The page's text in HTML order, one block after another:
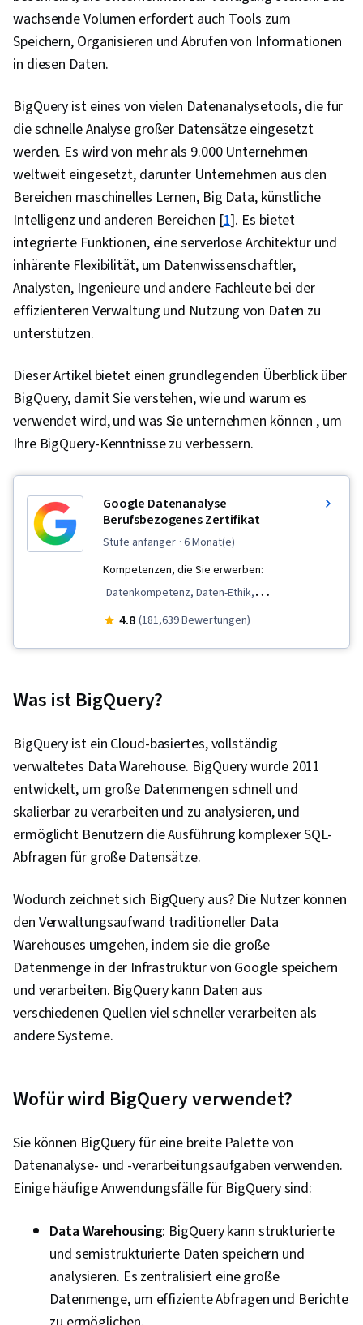
wachsende Volumen erfordert auch Tools zum
Speichern, Organisieren und Abrufen von Informationen
in diesen Daten.
BigQuery ist eines von vielen Datenanalysetools, die für
die schnelle Analyse großer Datensätze eingesetzt
werden. Es wird von mehr als 9.000 Unternehmen
weltweit eingesetzt, darunter Unternehmen aus den
Bereichen maschinelles Lernen, Big Data, künstliche
Intelligenz und anderen Bereichen [1]. Es bietet
integrierte Funktionen, eine serverlose Architektur und
inhärente Flexibilität, um Datenwissenschaftler,
Analysten, Ingenieure und andere Fachleute bei der
effizienteren Verwaltung und Nutzung von Daten zu
unterstützen.
Dieser Artikel bietet einen grundlegenden Überblick über
BigQuery, damit Sie verstehen, wie und warum es
verwendet wird, und was Sie unternehmen können , um
Ihre BigQuery-Kenntnisse zu verbessern.
Google Datenanalyse
Berufsbezogenes Zertifikat
stufe anfänger · 6 Monat(e)
Kompetenzen, die Sie erwerben:
Datenkompetenz, Daten-Ethik,
Datenvisualisierung, Interaktive
Bereinigung von Daten, Daten-Storytelling,
Objektorientierte Programmierung (OOP),
Datenanalyse, Daten-Strukturen, Präsentation
der Daten, LinkedIn, Web-Präsenz, Stichproben
(Statistik), Rmarkdown, Python-
Programmierung, NumPy, Pandas (Python-
Paket), Datenverarbeitung, Skripting, Analytik,
Programmierung, Datenmanipulation,
Analytische Fähigkeiten, SQL, Datengestützte
Entscheidungsfindung, Gemeinsame Nutzung
von Daten, Software zur Datenvisualisierung,
Tableau-Software, Qualität der Daten,
Datenumwandlung, Integrität der Daten,
KI, Schnelles Engineering, KI-Kenntnisse,
Management, Dashboard, Analyse,
Kommunikations-Strategien,
Unternehmensanalyse, Engagement der
Erwartungsmanagement, Problemlösung, Excel-
Formeln, Pivot-Tabellen und Diagramme,
Konsolidierung, Abfragesprachen,
Datenerfassung, Datenbank-Management,
Integration von Daten, Erstellung des
4.8 (181,639 Bewertungen)
Was ist BigQuery?
BigQuery ist ein Cloud-basiertes, vollständig
verwaltetes Data Warehouse. BigQuery wurde 2011
entwickelt, um große Datenmengen schnell und
skalierbar zu verarbeiten und zu analysieren, und
ermöglicht Benutzern die Ausführung komplexer SQL-
Abfragen für große Datensätze.
Wodurch zeichnet sich BigQuery aus? Die Nutzer können
den Verwaltungsaufwand traditioneller Data
Warehouses umgehen, indem sie die große
Datenmenge in der Infrastruktur von Google speichern
und verarbeiten. BigQuery kann Daten aus
verschiedenen Quellen viel schneller verarbeiten als
andere Systeme.
Wofür wird BigQuery verwendet?
Sie können BigQuery für eine breite Palette von
Datenanalyse- und -verarbeitungsaufgaben verwenden.
Einige häufige Anwendungsfälle für BigQuery sind:
Data Warehousing: BigQuery kann strukturierte
und semistrukturierte Daten speichern und
analysieren. Es zentralisiert eine große
Datenmenge, um effiziente Abfragen und Berichte